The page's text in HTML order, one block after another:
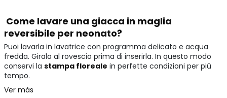
Come lavare una giacca in maglia
reversibile per neonato?
Puoi lavarla in lavatrice con programma delicato e acqua
fredda. Girala al rovescio prima di inserirla. In questo modo
conservi la stampa floreale in perfette condizioni per più
tempo.
Ver más